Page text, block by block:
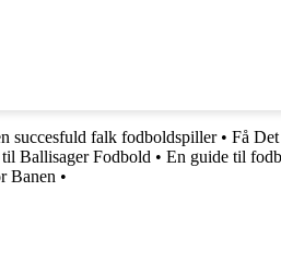
succesfuld falk fodboldspiller• Få
Ballisager Fodbold • En guide til
Banen •